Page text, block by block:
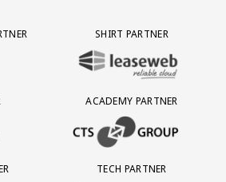
& STADIUM PARTNER AFAS SOFTWARE
SHIRT PARTNER
BEZOEK ONZE SHIRT PARTNER
EUROJACKPOT
ACADEMY PARTNER
BEZOEK ONZE ACADEMY
TECH PARTNER